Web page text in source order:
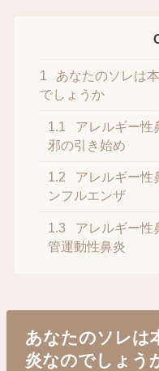
1
あなたのソレは
でしょうか
1.1
アレルギー性
邪の引き始め
1.2
アレルギー性
ンフルエンザ
1.3
アレルギー性
管運動性鼻炎
あなたのソレは
炎なのでしょう